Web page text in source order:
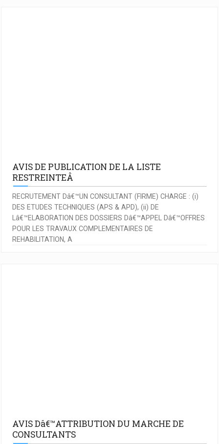
AVIS DE PUBLICATION DE LA LISTE
RESTREINTEÂ
RECRUTEMENT Dâ€™UN CONSULTANT (FIRME) CHARGE : (i)
DES ETUDES TECHNIQUES (APS & APD), (ii) DE
Lâ€™ELABORATION DES DOSSIERS Dâ€™APPEL Dâ€™OFFRES
POUR LES TRAVAUX COMPLEMENTAIRES DE
REHABILITATION, A
AVIS Dâ€™ATTRIBUTION DU MARCHE DE
CONSULTANTS